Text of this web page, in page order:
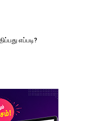
எப்படி?